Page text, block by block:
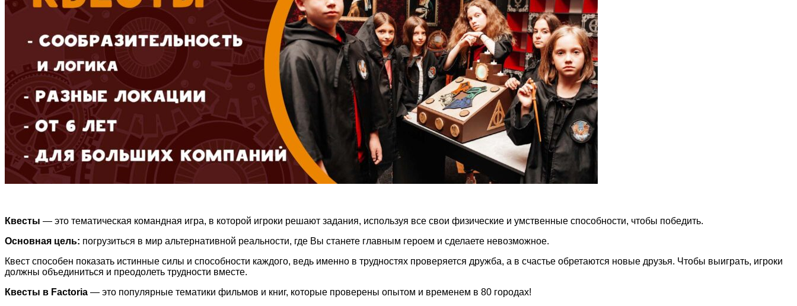
Квесты — это тематическая командная игра, в которой игроки решают задания, используя все свои физические и умственные способности, чтобы победить.
Основная цель: погрузиться в мир альтернативной реальности, где Вы станете главным героем и сделаете невозможное.
Квест способен показать истинные силы и способности каждого, ведь именно в трудностях проверяется дружба, а в счастье обретаются новые друзья. Чтобы выиграть, игроки
должны объединиться и преодолеть трудности вместе.
Квесты в Factoria — это популярные тематики фильмов и книг, которые проверены опытом и временем в 80 городах!